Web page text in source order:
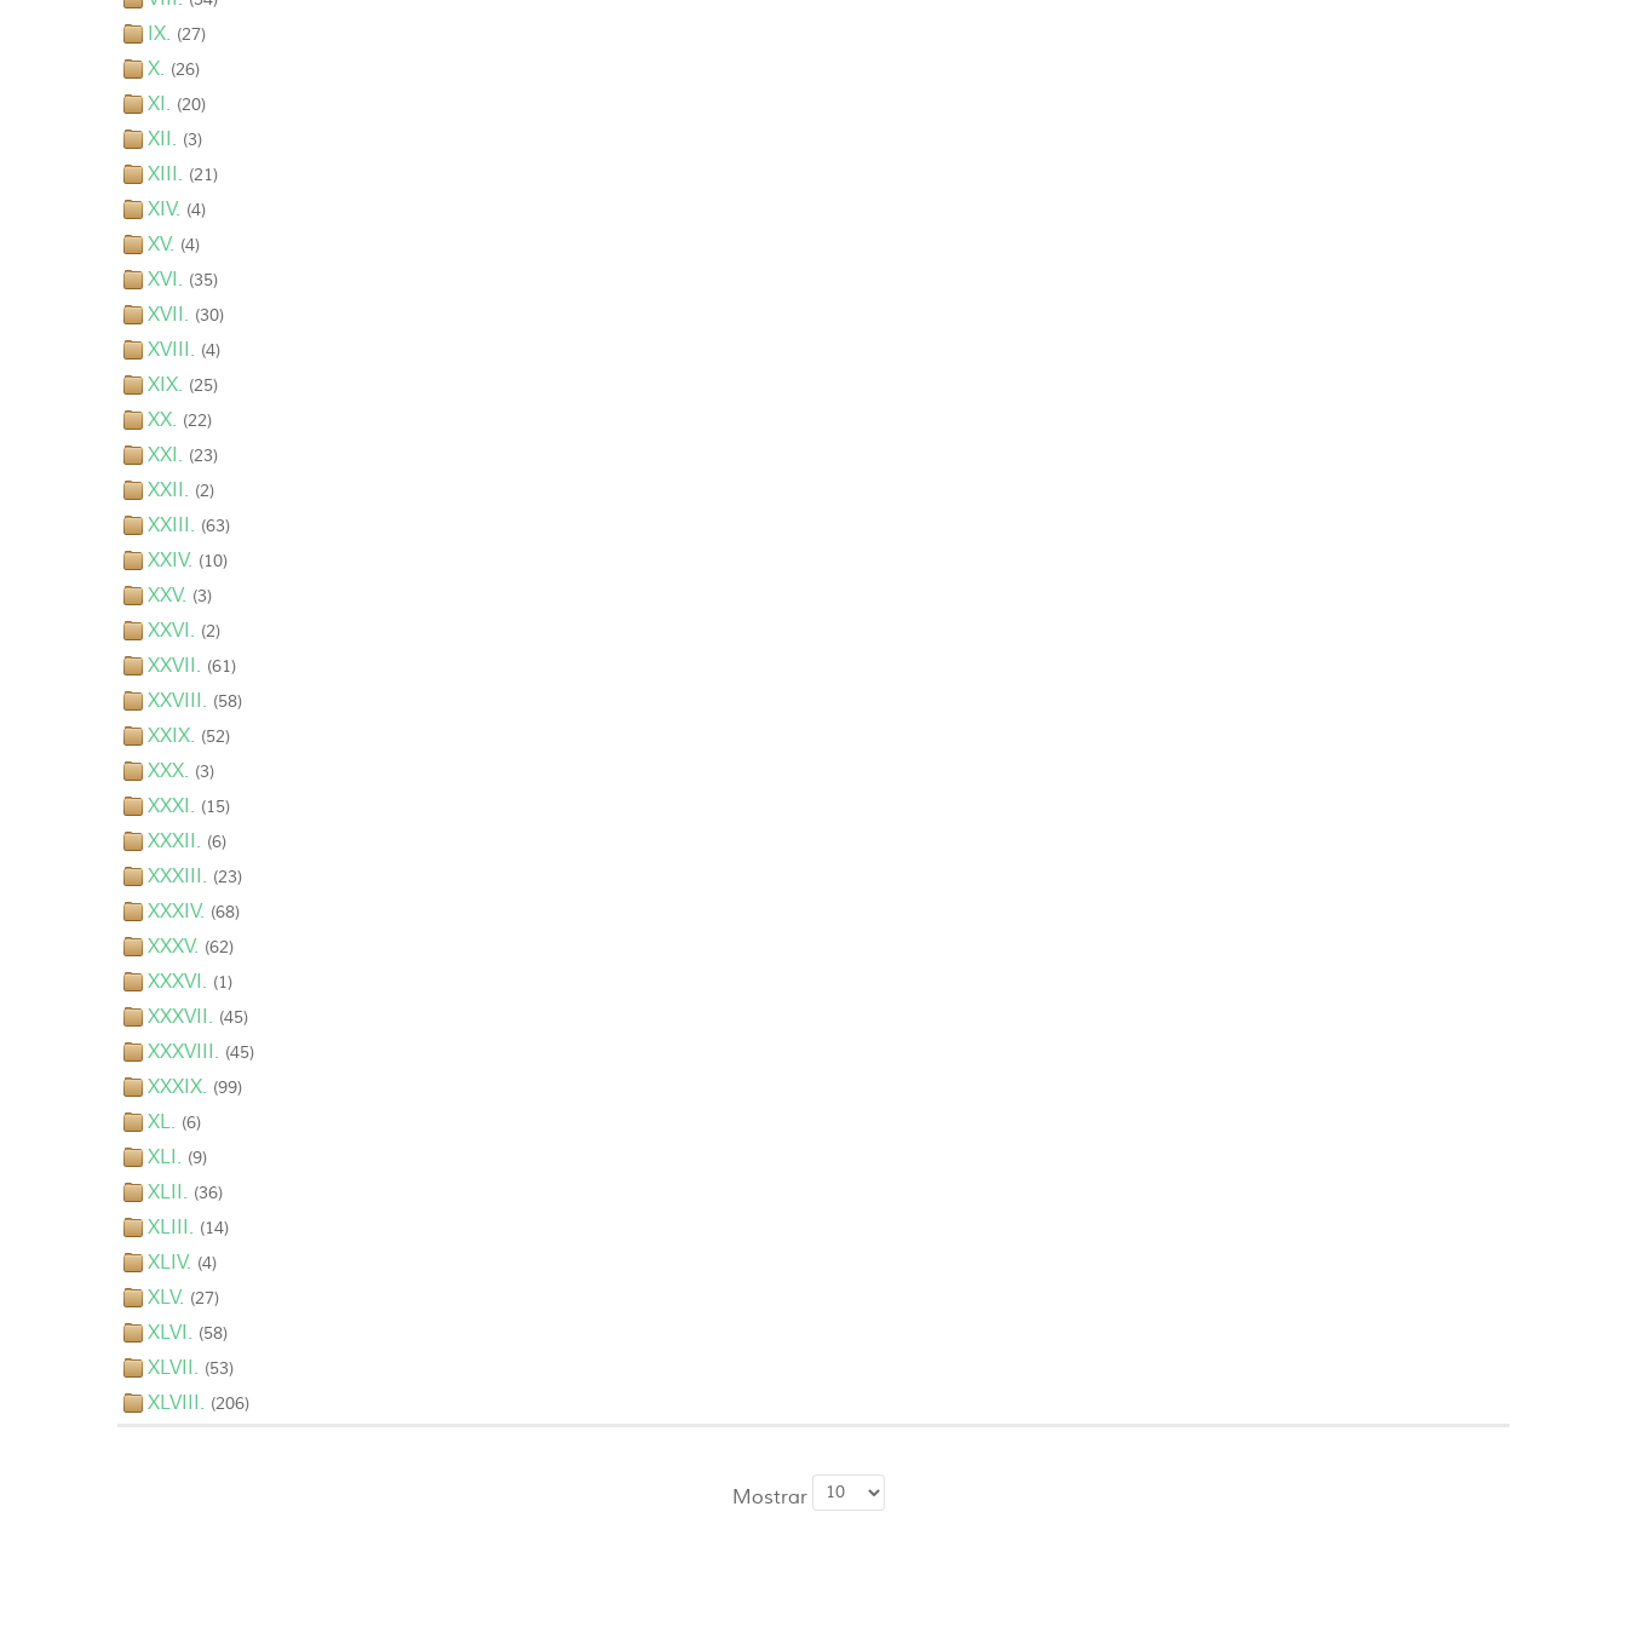
IX. (27)
X. (26)
XI. (20)
XII. (3)
XIII. (21)
XIV. (4)
XV. (4)
XVI. (35)
XVII. (30)
XVIII. (4)
XIX. (25)
XX. (22)
XXI. (23)
XXII. (2)
XXIII. (63)
XXIV. (10)
XXV. (3)
XXVI. (2)
XXVII. (61)
XXVIII. (58)
XXIX. (52)
XXX. (3)
XXXI. (15)
XXXII. (6)
XXXIII. (23)
XXXIV. (68)
XXXV. (62)
XXXVI. (1)
XXXVII. (45)
XXXVIII. (45)
XXXIX. (99)
XL. (6)
XLI. (9)
XLII. (36)
XLIII. (14)
XLIV. (4)
XLV. (27)
XLVI. (58)
XLVII. (53)
XLVIII. (206)
Mostrar